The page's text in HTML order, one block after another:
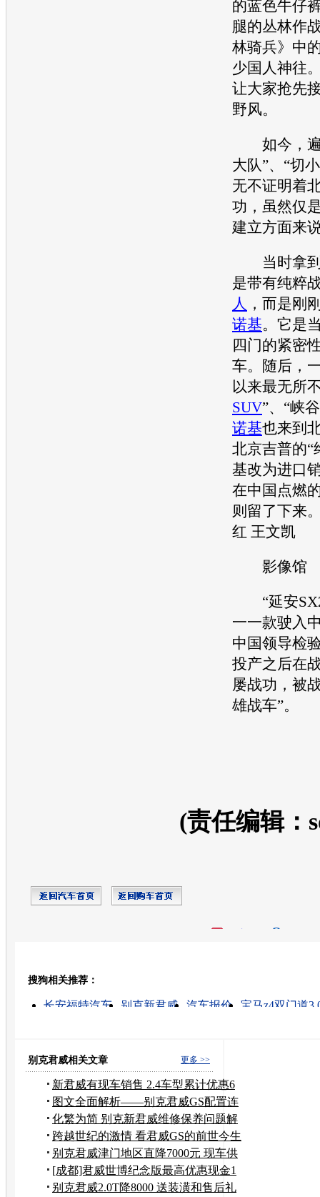
的蓝色牛仔
腿的丛林作
林骑兵》中
少国人神往
让大家抢先
野风。
如今，遍
大队”、“切
无不证明着
功，虽然仅
建立方面来
当时拿到
是带有纯粹
人 ，而是刚
诺基。它是
四门的紧密
车。随后，
以来最无所
SUV”、“峡
诺基也来到
北京吉普的“
基改为进口
在中国点燃
则留了下来
红 王文凯
影像馆
“延安
一一款驶入
中国领导检
投产之后在
屡战功，被
雄战车”。
(责任编辑：
搜狗相关推荐：
长安福特汽车 别克新君威 汽车报价
宝马z4双门道
更多 >>
别克君威相关文章
新君威有现车销售 2.4车型累计优惠6
千元
图文全面解析——别克君威GS配置连
连看
化繁为简 别克新君威维修保养问题解
答
跨越世纪的激情 看君威GS的前世今生
别克君威津门地区直降7000元 现车供
应
[成都]君威世博纪念版最高优惠现金1
万3
别克君威2.0T降8000 送装潢和售后礼